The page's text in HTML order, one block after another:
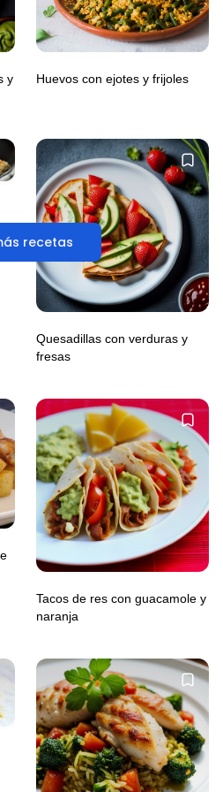
recetas
y
Huevos con ejotes y frijoles
Quesadillas con verduras y
fresas
Tacos de res con guacamole y
naranja